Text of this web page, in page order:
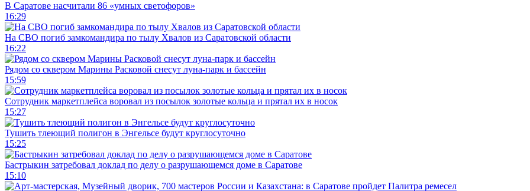
В Саратове насчитали 86 «умных светофоров»
16:29
На СВО погиб замкомандира по тылу Хвалов из Саратовской области
16:22
Рядом со сквером Марины Расковой снесут луна-парк и бассейн
15:59
Сотрудник маркетплейса воровал из посылок золотые кольца и прятал их в носок
15:27
Тушить тлеющий полигон в Энгельсе будут круглосуточно
15:25
Бастрыкин затребовал доклад по делу о разрушающемся доме в Саратове
15:10